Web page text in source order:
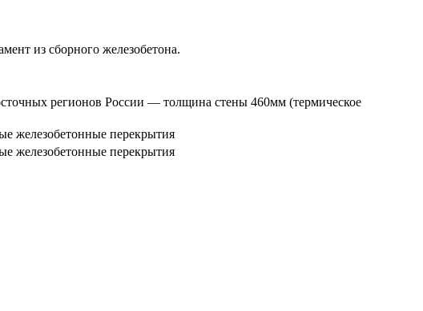
из сборного железобетона.
регионов России — толщина стены 460мм (термическое
железобетонные перекрытия
железобетонные перекрытия